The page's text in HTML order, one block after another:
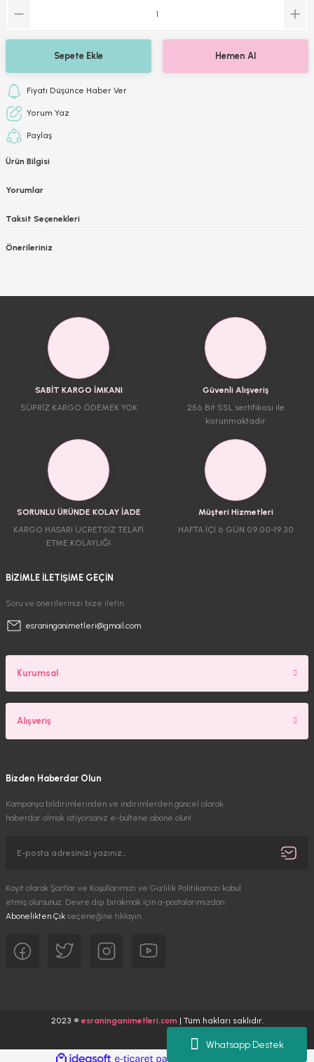
Whatsapp Destek
Sepete Ekle Hemen Al
Fiyatı Düşünce Haber Ver
Yorum Yaz
Paylaş
Ürün Bilgisi
Yorumlar
Taksit Seçenekleri
Önerileriniz
SABİT KARGO İMKANI
SÜPRİZ KARGO ÖDEMEK YOK
Güvenli Alışveriş
256 Bit SSL sertifikası ile
korunmaktadır
SORUNLU ÜRÜNDE KOLAY İADE
KARGO HASARI ÜCRETSİZ TELAFİ
ETME KOLAYLIĞI
Müşteri Hizmetleri
HAFTA İÇİ 6 GÜN 09.00-19.30
BİZİMLE İLETİŞİME GEÇİN
Soru ve önerilerinizi bize iletin.
esraninganimetleri@gmail.com
Kurumsal
Alışveriş
Bizden Haberdar Olun
Kampanya bildirimlerinden ve indirimlerden güncel olarak
haberdar olmak istiyorsanız e-bültene abone olun!
Kayıt olarak Şartlar ve Koşullarımızı ve Gizlilik Politikamızı kabul
etmiş olursunuz. Devre dışı bırakmak için a-postalarımızdan
Abonelikten Çık seçeneğine tıklayın.
2023 ® esraninganimetleri.com| Tüm hakları saklıdır.
ideasoft